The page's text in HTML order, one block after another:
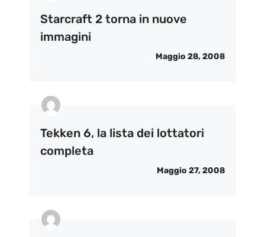
Starcraft 2 torna in nuove
immagini
Maggio 28, 2008
Tekken 6, la lista dei lottatori
completa
Maggio 27, 2008